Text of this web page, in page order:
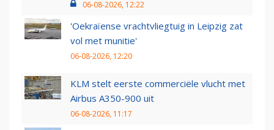
06-08-2026, 12:22
'Oekraïense vrachtvliegtuig in Leipzig zat
vol met munitie'
06-08-2026, 12:20
KLM stelt eerste commerciële vlucht met
Airbus A350-900 uit
06-08-2026, 11:17